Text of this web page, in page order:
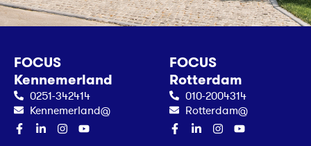
FOCUS
Kennemerland
0251-342414
Kennemerland@
FOCUS
Rotterdam
010-2004314
Rotterdam@